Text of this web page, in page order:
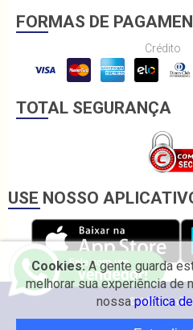
FORMAS DE
Crédito
TOTAL SEGURANÇA
USE NOSSO
Cookies:A gente guarda
melhorar sua experiência de
nossapolítica
© 2026